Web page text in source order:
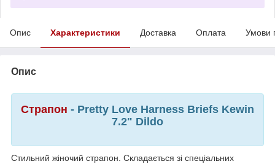
Опис Характеристики Доставка Оплата Умови
Опис
Страпон - Pretty Love Harness Briefs Kewin
7.2" Dildo
Стильний жіночий страпон. Складається зі спеціальних